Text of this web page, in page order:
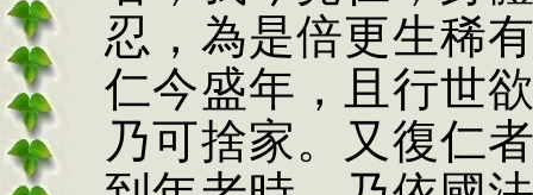
忍，為是倍更生稀
仁今盛年，且行世
乃可捨家。又復仁